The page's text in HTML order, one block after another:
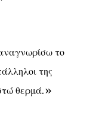
το
της
θερμά.»